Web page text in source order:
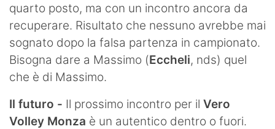
quarto posto, ma con un incontro ancora da
recuperare. Risultato che nessuno avrebbe mai
sognato dopo la falsa partenza in campionato.
Bisogna dare a Massimo (Eccheli, nds) quel
che è di Massimo.
Il futuro - Il prossimo incontro per il Vero
Volley Monza è un autentico dentro o fuori.